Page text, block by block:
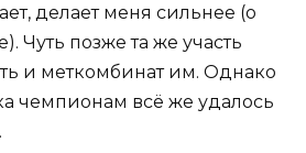
делает меня сильнее (о
Чуть позже та же участь
и меткомбинат им. Однако
чемпионам всё же удалось